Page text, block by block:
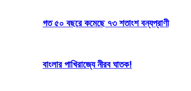
গত ৫০ বছরে কমেছে ৭৩ শতাংশ বন্যপ্রাণী
বাংলার পাখিরাজ্যে নীরব ঘাতক!